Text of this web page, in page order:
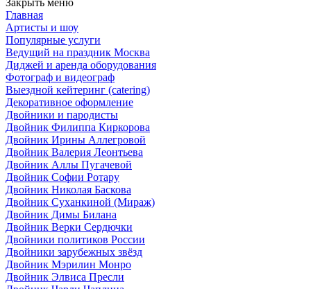
Закрыть меню
Главная
Артисты и шоу
Популярные услуги
Ведущий на праздник Москва
Диджей и аренда оборудования
Фотограф и видеограф
Выездной кейтеринг (catering)
Декоративное оформление
Двойники и пародисты
Двойник Филиппа Киркорова
Двойник Ирины Аллегровой
Двойник Валерия Леонтьева
Двойник Аллы Пугачевой
Двойник Софии Ротару
Двойник Николая Баскова
Двойник Суханкиной (Мираж)
Двойник Димы Билана
Двойник Верки Сердючки
Двойники политиков России
Двойники зарубежных звёзд
Двойник Мэрилин Монро
Двойник Элвиса Пресли